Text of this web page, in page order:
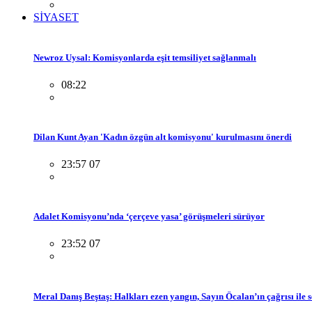
SİYASET
Newroz Uysal: Komisyonlarda eşit temsiliyet sağlanmalı
08:22
Dilan Kunt Ayan 'Kadın özgün alt komisyonu' kurulmasını önerdi
23:57 07
Adalet Komisyonu’nda ‘çerçeve yasa’ görüşmeleri sürüyor
23:52 07
Meral Danış Beştaş: Halkları ezen yangın, Sayın Öcalan’ın çağrısı ile